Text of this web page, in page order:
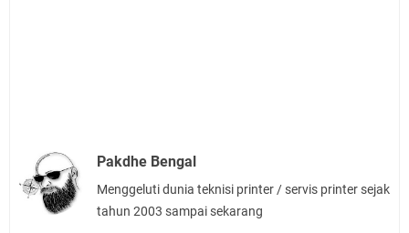
Pakdhe Bengal
Menggeluti dunia teknisi printer / servis printer sejak
tahun 2003 sampai sekarang